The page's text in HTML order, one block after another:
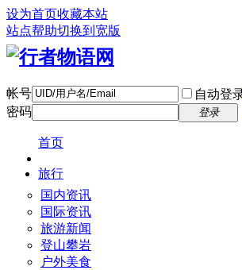
设为首页收藏本站
站点帮助切换到宽版
帐号 自动登
密码
登录
首页
旅行
国内资讯
国际资讯
旅游新闻
登山攀岩
户外美食